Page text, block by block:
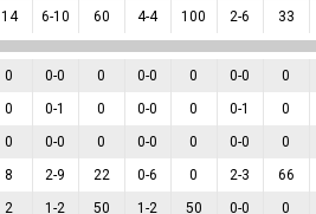
14 6-10 60 4-4 100 2-6 33
0 0-0 0 0-0 0 0-0 0
0 0-1 0 0-0 0 0-1 0
0 0-0 0 0-0 0 0-0 0
8 2-9 22 0-6 0 2-3 66
2 1-2 50 1-2 50 0-0 0